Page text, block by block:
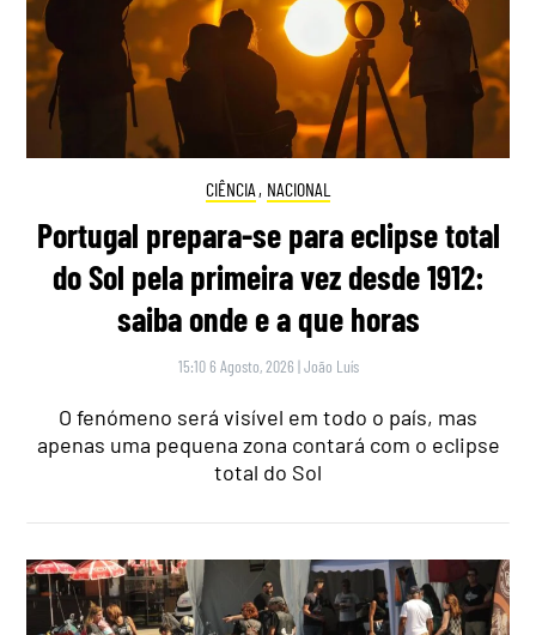
CIÊNCIA , NACIONAL
Portugal prepara-se para eclipse total
do Sol pela primeira vez desde 1912:
saiba onde e a que horas
15:10 6 Agosto, 2026 |João Luís
O fenómeno será visível em todo o país, mas
apenas uma pequena zona contará com o eclipse
total do Sol